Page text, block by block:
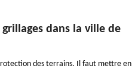
dans la ville de
des terrains. Il faut mettre en